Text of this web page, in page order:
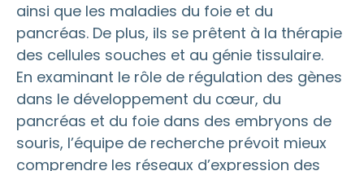
ainsi que les maladies du foie et du
pancréas. De plus, ils se prêtent à la thérapie
des cellules souches et au génie tissulaire.
En examinant le rôle de régulation des gènes
dans le développement du cœur, du
pancréas et du foie dans des embryons de
souris, l’équipe de recherche prévoit mieux
comprendre les réseaux d’expression des